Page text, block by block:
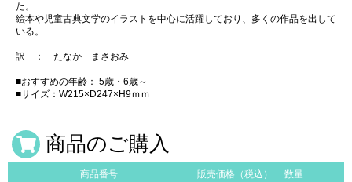
た。
絵本や児童古典文学のイラストを中心に活躍しており、多くの作品を出して
いる。
訳 ： たなか まさおみ
■おすすめの年齢： 5歳・6歳～
■サイズ：W215×D247×H9ｍｍ
商品のご購入
商品番号 販売価格（税込） 数量